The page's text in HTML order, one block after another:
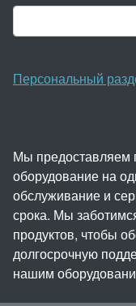
Персональный
Мы предоставляем
оборудование на
обслуживание и
срока. Мы
продуктов, чтобы
долгосрочную
нашим